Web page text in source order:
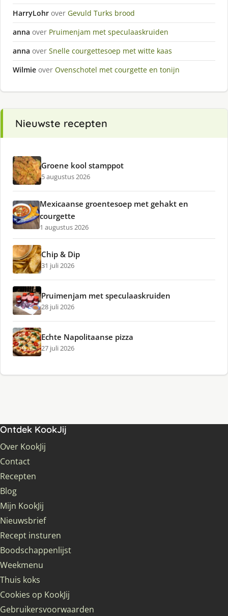
HarryLohr over Gevuld Turks brood
anna over Pruimenjam met speculaaskruiden
anna over Snelle courgettesoep met witte kaas
Wilmie over Ovenschotel met courgette en tonijn
Nieuwste recepten
Groene kool stamppot
5 augustus 2026
Mexicaanse groentesoep met gehakt en
courgette
1 augustus 2026
Chip & Dip
31 juli 2026
Pruimenjam met speculaaskruiden
28 juli 2026
Echte Napolitaanse pizza
27 juli 2026
Ontdek KookJij
Over KookJij
Contact
Recepten
Blog
Mijn KookJij
Nieuwsbrief
Recept insturen
Boodschappenlijst
Weekmenu
Thuis koks
Cookies op KookJij
Gebruikersvoorwaarden